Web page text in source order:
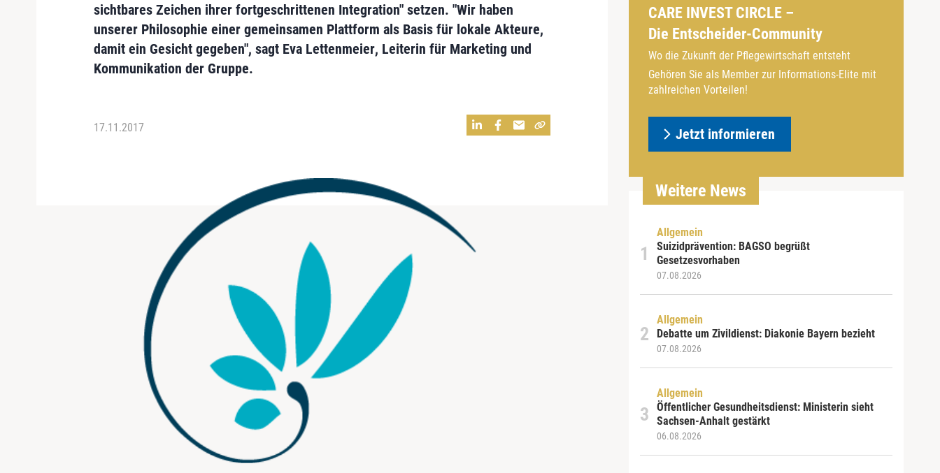
sichtbares Zeichen ihrer fortgeschrittenen Integration" setzen. "Wir haben
unserer Philosophie einer gemeinsamen Plattform als Basis für lokale Akteure,
damit ein Gesicht gegeben", sagt Eva Lettenmeier, Leiterin für Marketing und
Kommunikation der Gruppe.
17.11.2017
CARE INVEST CIRCLE –
Die Entscheider-Community
Wo die Zukunft der Pflegewirtschaft entsteht
Gehören Sie als Member zur Informations-Elite mit
zahlreichen Vorteilen!
Jetzt informieren
Weitere News
Allgemein
Suizidprävention: BAGSO begrüßt
Gesetzesvorhaben
07.08.2026
Allgemein
Debatte um Zivildienst: Diakonie Bayern bezieht
07.08.2026
Allgemein
Öffentlicher Gesundheitsdienst: Ministerin sieht
Sachsen-Anhalt gestärkt
06.08.2026